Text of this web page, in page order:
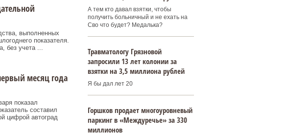
выполненных
показателя.
без учета ...
месяц года
показал
составил
цифрой автоград
А тем кто давал взятки, чтобы
получить больничный и не ехать на
Сво что будет? Медалька?
Травматологу Грязновой
запросили 13 лет колонии за
взятки на 3,5 миллиона рублей
Я бы дал лет 20
Горшков продает многоуровневый
паркинг в «Междуречье» за 330
миллионов